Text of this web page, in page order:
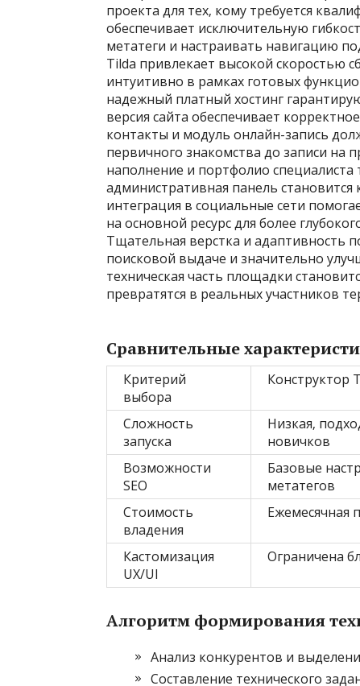
проекта для тех‚ кому требуется
обеспечивает исключительную
метатеги и настраивать навигацию
Tilda привлекает высокой скоростью
интуитивно в рамках готовых
надежный платный хостинг
версия сайта обеспечивает
контакты и модуль онлайн-запись
первичного знакомства до записи на
наполнение и портфолио специалиста
административная панель
интеграция в социальные сети
на основной ресурс для более
Тщательная верстка и
поисковой выдаче и значительно
техническая часть площадки
превратятся в реальных участников
Сравнительные
Критерий
выбора
Конструктор
Сложность
запуска
Низкая‚
новичков
Возможности
SEO
Базовые
метатегов
Стоимость
владения
Ежемесячная
Кастомизация
UX/UI
Ограничена
Алгоритм формирования
Анализ конкурентов и
Составление технического